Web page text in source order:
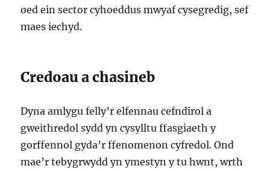
oed ein sector cyhoeddus mwyaf cysegredig, sef
maes iechyd.
Credoau a chasineb
Dyna amlygu felly’r elfennau cefndirol a
gweithredol sydd yn cysylltu ffasgiaeth y
gorffennol gyda’r ffenomenon cyfredol. Ond
mae’r tebygrwydd yn ymestyn y tu hwnt, wrth